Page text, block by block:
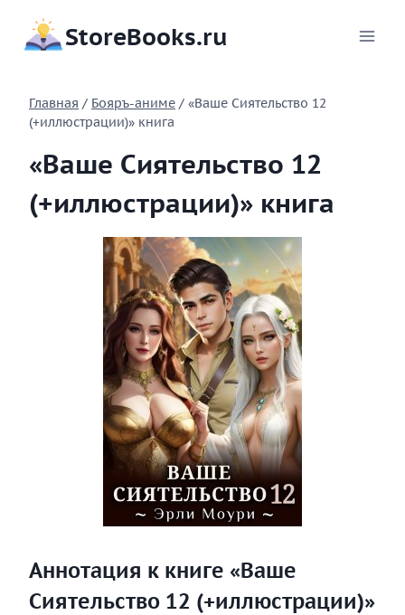
содержимому
StoreBooks.ru
Главная / Бояръ-аниме / «Ваше Сиятельство 12
(+иллюстрации)» книга
«Ваше Сиятельство 12
(+иллюстрации)» книга
Аннотация к книге «Ваше
Сиятельство 12 (+иллюстрации)»